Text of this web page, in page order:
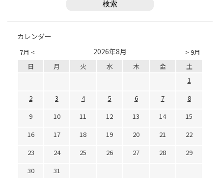
カレンダー
7月 < > 9月
2026年8月
日 月 火 水 木 金
土
1
2
3 4 5 6 7
8
9
10 11 12 13 14
15
16
17 18 19 20 21
22
23
24 25 26 27 28
29
30
31